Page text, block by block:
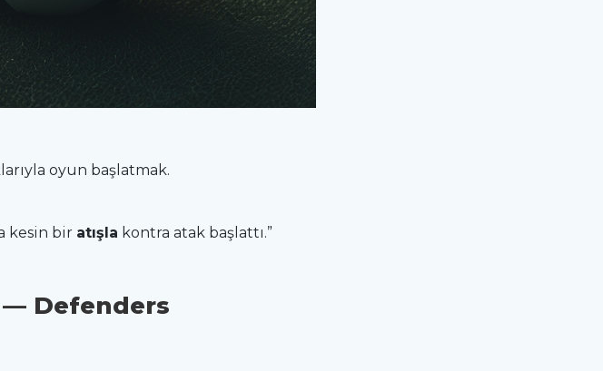
oyun başlatmak.
kesin bir atışla kontra atak başlattı.”
— Defenders